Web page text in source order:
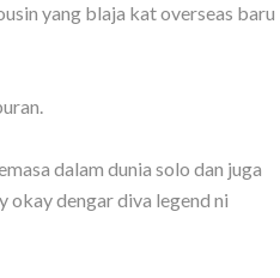
yang blaja kat overseas baru
dalam dunia solo dan juga
okay dengar diva legend ni